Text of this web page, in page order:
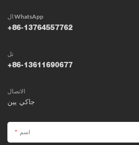
ال WhatsApp
+86-13764557762
تل
+86-13611690677
الاتصال
جاكي يين
اسم